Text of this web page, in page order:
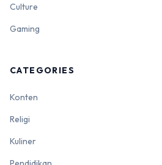
Culture
Gaming
CATEGORIES
Konten
Religi
Kuliner